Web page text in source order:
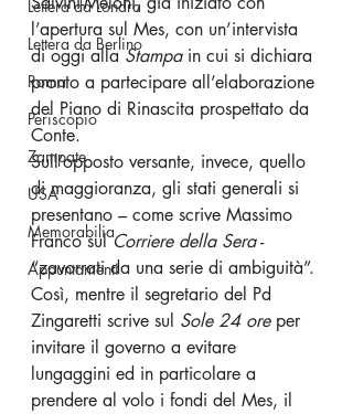
Lettera da Londra
Lettera da Berlino
Roma
Periscopio
Zampate
USA
Memorabilia
Appuntamenti
l’apertura sul Mes, con un’intervista
di oggi alla Stampa in cui si dichiara
pronto a partecipare all’elaborazione
del Piano di Rinascita prospettato da
Conte.
Sull’opposto versante, invece, quello
di maggioranza, gli stati generali si
presentano – come scrive Massimo
Franco sul Corriere della Sera -
“zavorrati da una serie di ambiguità”.
Così, mentre il segretario del Pd
Zingaretti scrive sul Sole 24 ore per
invitare il governo a evitare
lungaggini ed in particolare a
prendere al volo i fondi del Mes, il